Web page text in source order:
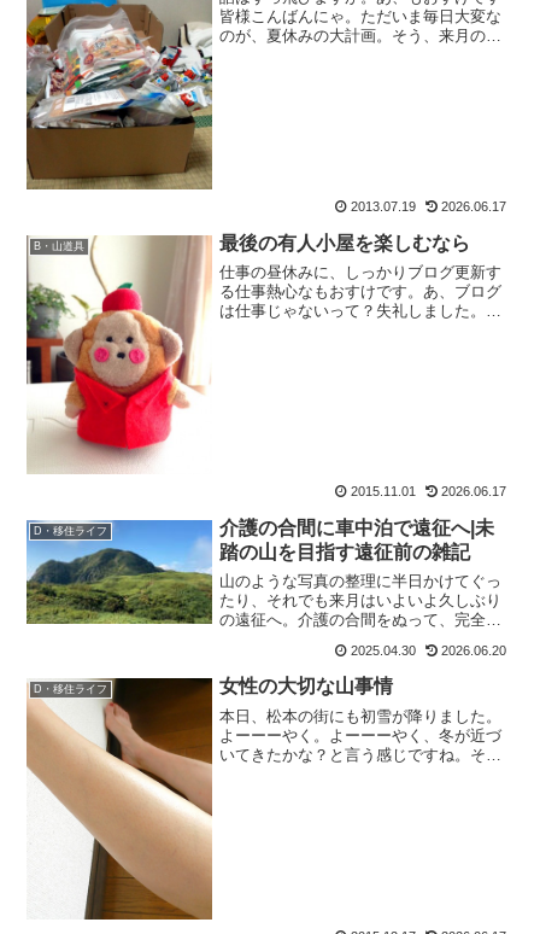
皆様こんばんにゃ。ただいま毎日大変な
のが、夏休みの大計画。そう、来月の大
2013.07.19 2026.06.17
B・山道具 最後の有人小屋を楽しむなら
仕事の昼休みに、しっかりブログ更新す
る仕事熱心なもおすけです。あ、ブログ
は仕事じゃないって？失礼しました。で
2015.11.01 2026.06.17
D・移住ライフ
介護の合間に車中泊で遠征へ|未
踏の山を目指す遠征前の雑記
山のような写真の整理に半日かけてぐっ
たり、それでも来月はいよいよ久しぶり
の遠征へ。介護の合間をぬって、完全車
目指します。遠征前のワクワクと、新し
い山道具Trytrailのデビュー予告を綴る雑
記です。
2025.04.30 2026.06.20
D・移住ライフ 女性の大切な山事情
本日、松本の街にも初雪が降りました。
よーーーやく。よーーーやく、冬が近づ
いてきたかな？と言う感じですね。その